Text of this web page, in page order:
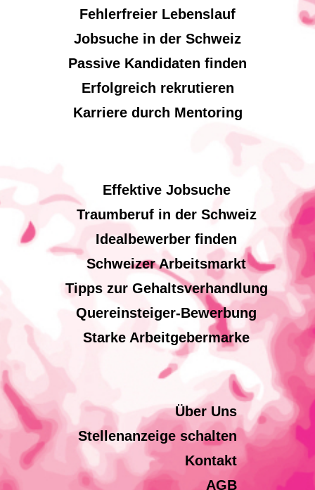
Fehlerfreier Lebenslauf
Jobsuche in der Schweiz
Passive Kandidaten finden
Erfolgreich rekrutieren
Karriere durch Mentoring
Effektive Jobsuche
Traumberuf in der Schweiz
Idealbewerber finden
Schweizer Arbeitsmarkt
Tipps zur Gehaltsverhandlung
Quereinsteiger-Bewerbung
Starke Arbeitgebermarke
Über Uns
Stellenanzeige schalten
Kontakt
AGB